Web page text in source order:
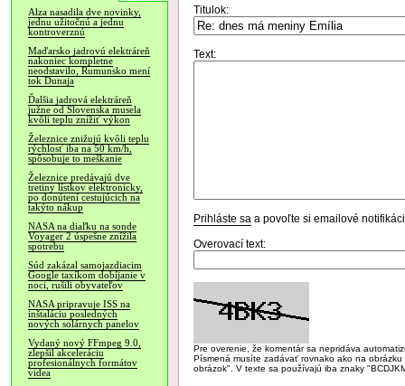
Alza nasadila dve novinky,
jednu užitočnú a jednu
kontroverznú
Maďarsko jadrovú elektráreň
nakoniec kompletne
neodstavilo, Rumunsko mení
tok Dunaja
Ďalšia jadrová elektráreň
južne od Slovenska musela
kvôli teplu znížiť výkon
Železnice znižujú kvôli teplu
rýchlosť iba na 50 km/h,
spôsobuje to meškanie
Železnice predávajú dve
tretiny lístkov elektronicky,
po donútení cestujúcich na
takýto nákup
NASA na diaľku na sonde
Voyager 2 úspešne znížila
spotrebu
Súd zakázal samojazdiacim
Google taxíkom dobíjanie v
noci, rušili obyvateľov
NASA pripravuje ISS na
inštaláciu posledných
nových solárnych panelov
Vydaný nový FFmpeg 9.0,
zlepšil akceleráciu
profesionálnych formátov
videa
Titulok:
Text:
Prihláste sa a povoľte si emailové
Overovací text:
Pre overenie, že komentár sa nepridáva
Písmená musíte zadávať rovnako ako na
obrázok". V texte sa používajú iba znaky